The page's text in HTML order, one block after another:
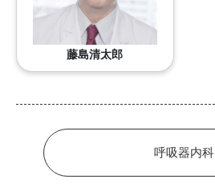
藤島清太郎
呼吸器内科